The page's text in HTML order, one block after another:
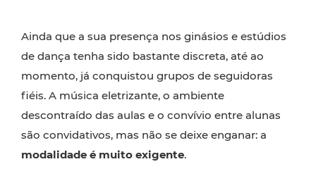
Ainda que a sua presença nos ginásios e estúdios
de dança tenha sido bastante discreta, até ao
momento, já conquistou grupos de seguidoras
fiéis. A música eletrizante, o ambiente
descontraído das aulas e o convívio entre alunas
são convidativos, mas não se deixe enganar: a
modalidade é muito exigente.